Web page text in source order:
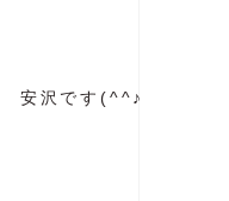
安沢です(^^♪